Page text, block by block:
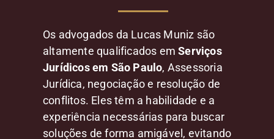
Os advogados da Lucas Muniz são
altamente qualificados emServiços
Jurídicos em São Paulo, Assessoria
Jurídica, negociação e resolução de
conflitos. Eles têm a habilidade e a
experiência necessárias para buscar
soluções de forma amigável, evitando